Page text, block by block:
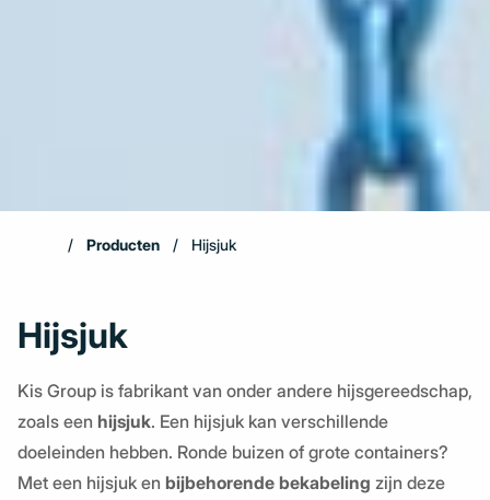
Producten Hijsjuk
Hijsjuk
Kis Group is fabrikant van onder andere hijsgereedschap,
zoals een hijsjuk. Een hijsjuk kan verschillende
doeleinden hebben. Ronde buizen of grote containers?
Met een hijsjuk en bijbehorende bekabeling zijn deze